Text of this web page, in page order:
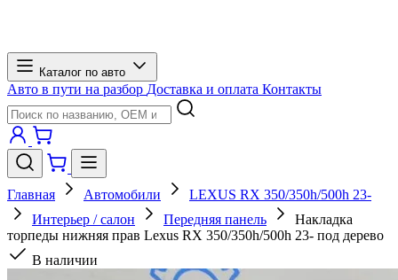
Каталог по авто
Авто в пути на разбор Доставка и оплата Контакты
Главная Автомобили
LEXUS RX 350/350h/500h 23-
Интерьер / салон
Передняя панель
Накладка
торпеды нижняя прав Lexus RX 350/350h/500h 23- под дерево
В наличии